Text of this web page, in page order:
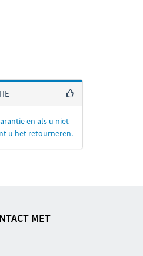
en als u niet
u het retourneren.
MET